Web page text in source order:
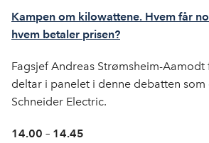
Kampen om kilowattene. Hvem får
hvem betaler prisen?
Fagsjef Andreas Strømsheim-Aamodt
deltar i panelet i denne debatten
Schneider Electric.
14.00 – 14.45